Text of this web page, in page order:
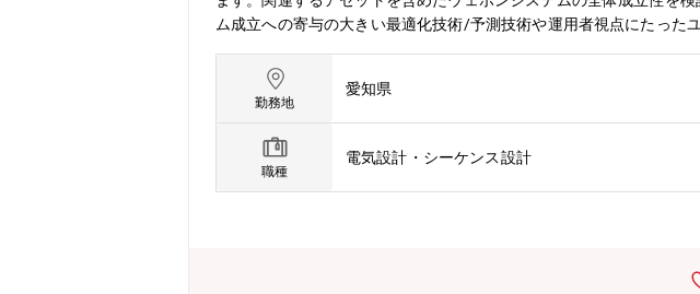
ム成立への寄与の大きい最適化技術/予測技術や運用者視点にたっ
テム性能検討②最適プランニング/高精度予測技術③UMLモデリング
参考＞飛しょう体（ミサイル）についてhttps://www.mhi.com/jp/
5SSM、25HGP、ASM-2、ASM-3、AAM-5、SM-3（日米共同開発）
その将来製品向けの各種エンジン／ロケットモータ開発に携わって
ムで取り組みます。入社後は全般教育及びOJTで仕事を覚えていた
とした三菱重工業全社教育プログラムも利用することが可能です。
させる、また、高速で移動する対象に命中させるのは難易度が高く
を通じて、モノづくりの初めから最後までに関わることが出来ます
勤務地
愛知県
職種
電気設計・シーケンス設計